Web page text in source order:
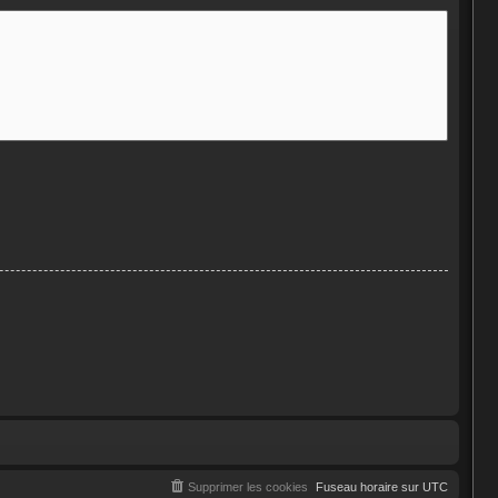
Fuseau horaire sur UTC
Supprimer les cookies